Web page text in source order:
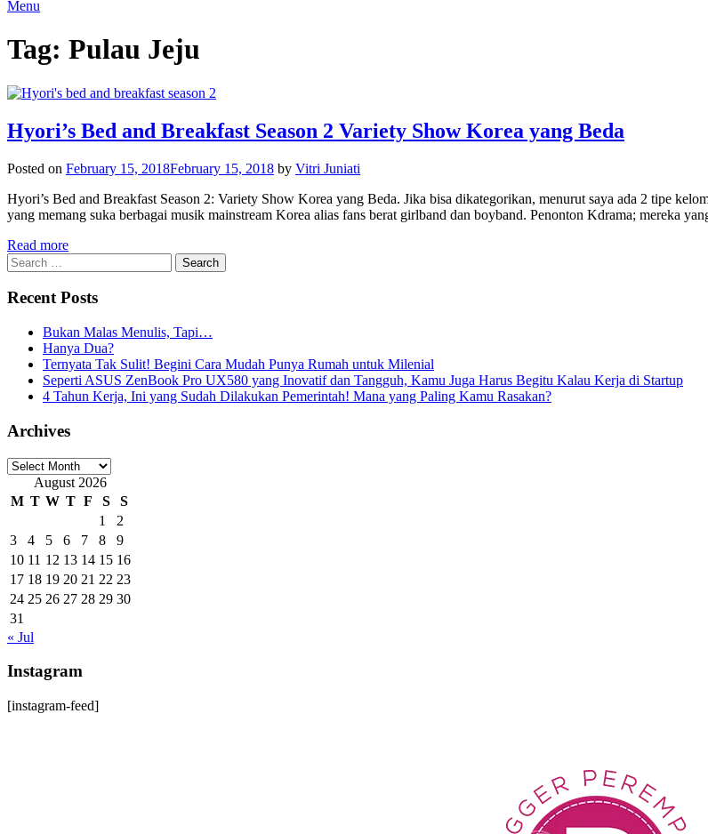
Menu
Tag: Pulau Jeju
Hyori’s Bed and Breakfast Season 2 Variety Show Korea yang Beda
Posted on February 15, 2018February 15, 2018 by Vitri Juniati
Hyori’s Bed and Breakfast Season 2: Variety Show Korea yang Beda. Jika bisa dikategorikan, menurut saya ada 2 tipe
yang memang suka berbagai musik mainstream Korea alias fans berat girlband dan boyband. Penonton Kdrama; mereka
Read more
Search
for:
Recent Posts
Bukan Malas Menulis, Tapi…
Hanya Dua?
Ternyata Tak Sulit! Begini Cara Mudah Punya Rumah untuk Milenial
Seperti ASUS ZenBook Pro UX580 yang Inovatif dan Tangguh, Kamu Juga Harus Begitu Kalau Kerja di Startup
4 Tahun Kerja, Ini yang Sudah Dilakukan Pemerintah! Mana yang Paling Kamu Rasakan?
Archives
Archives
August 2026
M T W T F S
S
1
2
3
4 5 6 7 8
9
10 11 12 13 14 15 16
17 18 19 20 21 22 23
24 25 26 27 28 29 30
31
« Jul
Instagram
[instagram-feed]